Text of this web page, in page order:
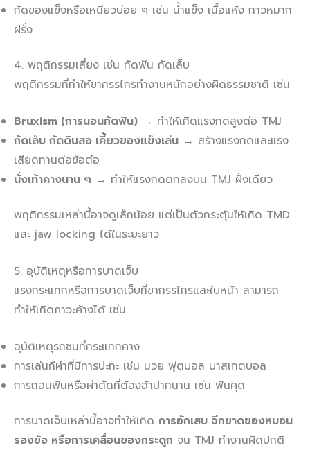
กัดของแข็งหรือเหนียวบ่อย ๆ เช่น น้ำแข็ง เนื้อแห้ง กาวหมาก
ฝรั่ง
4. พฤติกรรมเสี่ยง เช่น กัดฟัน กัดเล็บ
พฤติกรรมที่ทำให้ขากรรไกรทำงานหนักอย่างผิดธรรมชาติ เช่น
Bruxism (การนอนกัดฟัน) → ทำให้เกิดแรงกดสูงต่อ TMJ
กัดเล็บ กัดดินสอ เคี้ยวของแข็งเล่น → สร้างแรงกดและแรง
เสียดทานต่อข้อต่อ
นั่งเท้าคางนาน ๆ → ทำให้แรงกดตกลงบน TMJ ฝั่งเดียว
พฤติกรรมเหล่านี้อาจดูเล็กน้อย แต่เป็นตัวกระตุ้นให้เกิด TMD
และ jaw locking ได้ในระยะยาว
5. อุบัติเหตุหรือการบาดเจ็บ
แรงกระแทกหรือการบาดเจ็บที่ขากรรไกรและใบหน้า สามารถ
ทำให้เกิดภาวะค้างได้ เช่น
อุบัติเหตุรถชนที่กระแทกคาง
การเล่นกีฬาที่มีการปะทะ เช่น มวย ฟุตบอล บาสเกตบอล
การถอนฟันหรือผ่าตัดที่ต้องอ้าปากนาน เช่น ฟันคุด
การบาดเจ็บเหล่านี้อาจทำให้เกิด การอักเสบ ฉีกขาดของหมอน
รองข้อ หรือการเคลื่อนของกระดูก จน TMJ ทำงานผิดปกติ